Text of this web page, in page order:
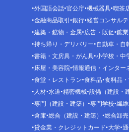
外国語会話 官公庁 機械器具 喫茶
金融商品取引 銀行 経営コンサル
建築・鉱物・金属 広告・販促 鉱業
持ち帰り・デリバリー 自動車・自
書籍・文房具・がん具 小学校・中
床屋・美容院 情報通信・インター
食堂・レストラン 食料品 食料品
人材 水道 精密機械 設備（建設・
専門（建設・建築）
専門学校 繊
倉庫 総合（建設・建築）
総合卸
貸金業・クレジットカード 大学